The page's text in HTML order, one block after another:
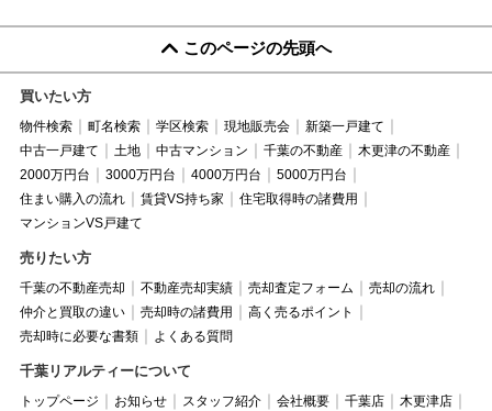
このページの先頭へ
買いたい方
物件検索 町名検索 学区検索 現地販売会
新築一戸建て
中古一戸建て
土地 中古マンション 千葉の不動産
木更津の不動産
2000万円台
3000万円台 4000万円台
5000万円台
住まい購入の流れ
賃貸VS持ち家
住宅取得時の諸費用
マンションVS戸建て
売りたい方
千葉の不動産売却 不動産売却実績 売却査定フォーム
売却の流れ
仲介と買取の違い
売却時の諸費用
高く売るポイント
売却時に必要な書類
よくある質問
千葉リアルティーについて
トップページ お知らせ スタッフ紹介 会社概要 千葉店
木更津店